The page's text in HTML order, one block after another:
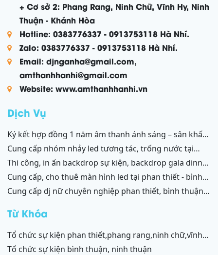
+ Cơ sở 2: Phang Rang, Ninh Chữ, Vĩnh Hy, Ninh
Thuận - Khánh Hòa
Hotline: 0383776337 - 0913753118 Hà Nhí.
Zalo: 0383776337 - 0913753118 Hà Nhí.
Email: djnganha@gmail.com,
amthanhhanhi@gmail.com
Website: www.amthanhhanhi.vn
Dịch Vụ
ký kết hợp đồng 1 năm âm thanh ánh sáng – sân khấu
resort mũi né, tiến thành, kê gà, phan thiết, ninh thuận
cung cấp nhóm nhảy led tương tác, trống nước tại
ninh thuận – bình thuận
thi công, in ấn backdrop sự kiện, backdrop gala dinner,
backdrop team building, backdrop cánh gà, chữ nổi
3d, chữ nổi từ formex, chữ nổi hộp đèn led và ốp alu
phan thiết, bình thuận - ninh thuận - ninh chữ - phan
cung cấp, cho thuê màn hình led tại phan thiết - bình
thuận, ninh thuận - ninh chữ - phang rang
cung cấp dj nữ chuyên nghiệp phan thiết, bình thuận;
Từ Khóa
tổ chức sự kiện phan thiết,phang rang,ninh chữ,vĩnh
hy,cam ranh
tổ chức sự kiện bình thuận, ninh thuận